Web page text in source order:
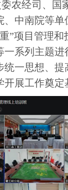
农经司、国
、中南院等
”项目管理
系列主题
一思想、
开展工作奠定